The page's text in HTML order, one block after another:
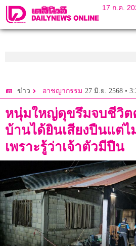
17 ก.ค.
ข่าว อาชญากรรม 27 มิ.ย. 2568 •
หนุ่มใหญ่ดุขรึมจบชีวิต
บ้านได้ยินเสียงปืนแต่ไ
เพราะรู้ว่าเจ้าตัวมีปืน